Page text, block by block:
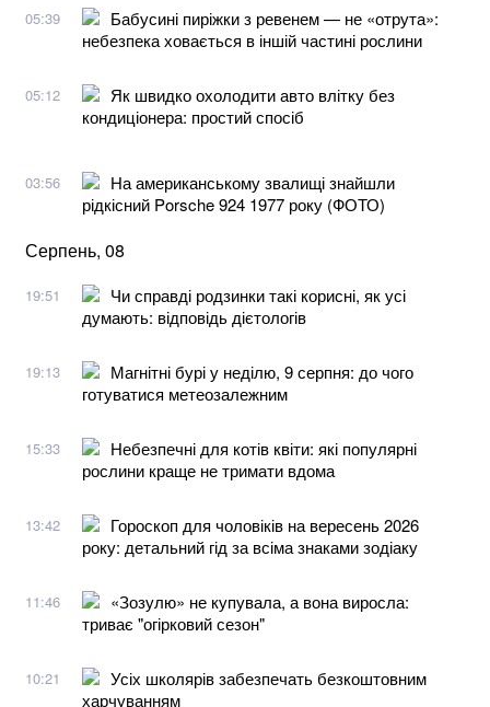
05:39
Бабусині пиріжки з ревенем — не «отрута»:
небезпека ховається в іншій частині рослини
05:12
Як швидко охолодити авто влітку без
кондиціонера: простий спосіб
03:56
На американському звалищі знайшли
рідкісний Porsche 924 1977 року (ФОТО)
Серпень, 08
19:51
Чи справді родзинки такі корисні, як усі
думають: відповідь дієтологів
19:13
Магнітні бурі у неділю, 9 серпня: до чого
готуватися метеозалежним
15:33
Небезпечні для котів квіти: які популярні
рослини краще не тримати вдома
13:42
Гороскоп для чоловіків на вересень 2026
року: детальний гід за всіма знаками зодіаку
11:46
«Зозулю» не купувала, а вона виросла:
триває "огірковий сезон"
10:21
Усіх школярів забезпечать безкоштовним
харчуванням